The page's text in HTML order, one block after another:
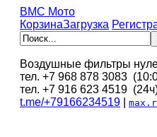
BMC Мото
КорзинаЗагрузка
Воздушные фильтры
тел. +7 968 878 3083
тел. +7 916 623 4519
t.me/+79166234519